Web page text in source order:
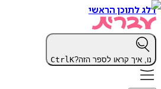
דלג לתוכן הראשי
נו, איך קראו לספר הזה? CtrlK